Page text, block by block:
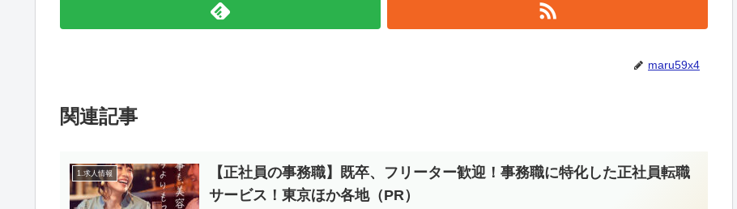
maru59x4
関連記事
1.求人情報
【正社員の事務職】既卒、フリーター歓迎！事務職に特化した正社員転職
サービス！東京ほか各地（PR）